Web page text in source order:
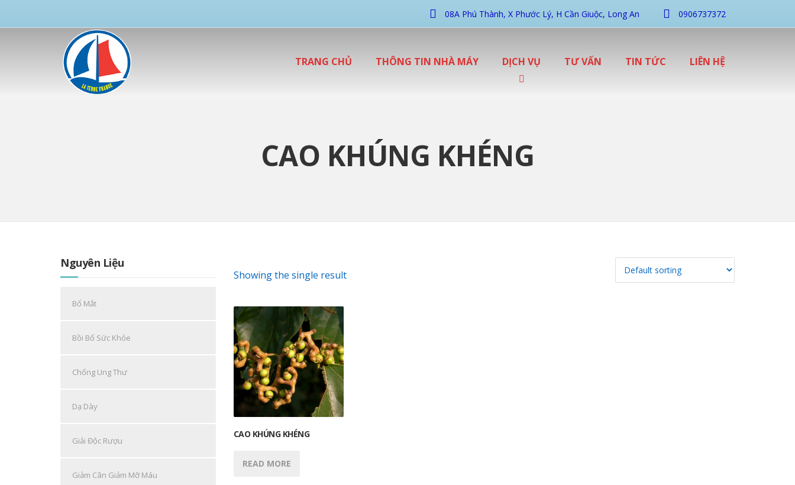
08A Phú Thành, X Phước Lý, H Cần Giuộc, Long An 0906737372
TRANG CHỦ THÔNG TIN NHÀ MÁY DỊCH VỤ TƯ VẤN TIN TỨC LIÊN HỆ
CAO KHÚNG KHÉNG
Showing the single result
CAO KHÚNG KHÉNG
READ MORE
Nguyên Liệu
Bổ Mắt
Bồi Bổ Sức Khỏe
Chống Ung Thư
Dạ Dày
Giải Độc Rượu
Giảm Cân Giảm Mỡ Máu